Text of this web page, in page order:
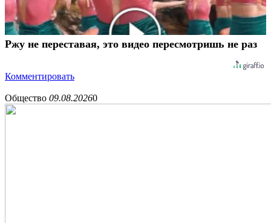
Ржу не переставая, это видео пересмотришь не раз
Комментировать
Общество 09.08.20260